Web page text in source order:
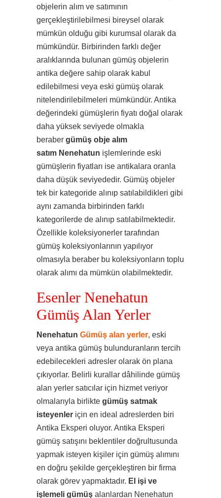
objelerin alım ve satımının
gerçekleştirilebilmesi bireysel olarak
mümkün olduğu gibi kurumsal olarak da
mümkündür. Birbirinden farklı değer
aralıklarında bulunan gümüş objelerin
antika değere sahip olarak kabul
edilebilmesi veya eski gümüş olarak
nitelendirilebilmeleri mümkündür. Antika
değerindeki gümüşlerin fiyatı doğal olarak
daha yüksek seviyede olmakla
beraber gümüş obje alım
satım Nenehatun işlemlerinde eski
gümüşlerin fiyatları ise antikalara oranla
daha düşük seviyededir. Gümüş objeler
tek bir kategoride alınıp satılabildikleri gibi
aynı zamanda birbirinden farklı
kategorilerde de alınıp satılabilmektedir.
Özellikle koleksiyonerler tarafından
gümüş koleksiyonlarının yapılıyor
olmasıyla beraber bu koleksiyonların toplu
olarak alımı da mümkün olabilmektedir.
Esenler Nenehatun
Gümüş Alan Yerler
Nenehatun Gümüş alan yerler, eski
veya antika gümüş bulunduranların tercih
edebilecekleri adresler olarak ön plana
çıkıyorlar. Belirli kurallar dâhilinde gümüş
alan yerler satıcılar için hizmet veriyor
olmalarıyla birlikte gümüş satmak
isteyenler için en ideal adreslerden biri
Antika Eksperi oluyor. Antika Eksperi
gümüş satışını beklentiler doğrultusunda
yapmak isteyen kişiler için gümüş alımını
en doğru şekilde gerçekleştiren bir firma
olarak görev yapmaktadır. El işi ve
işlemeli gümüş alanlardan Nenehatun